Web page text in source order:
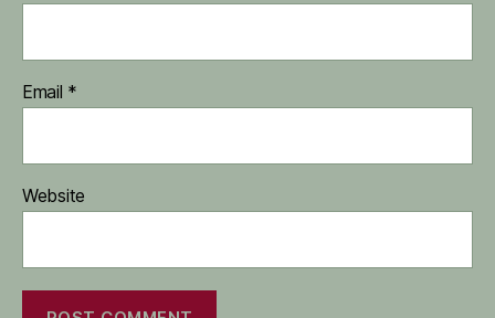
Email *
Website